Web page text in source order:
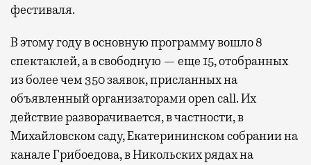
фестиваля.
В этому году в основную программу вошло 8
спектаклей, а в свободную — еще 15, отобранных
из более чем 350 заявок, присланных на
объявленный организаторами open call. Их
действие разворачивается, в частности, в
Михайловском саду, Екатерининском собрании на
канале Грибоедова, в Никольских рядах на